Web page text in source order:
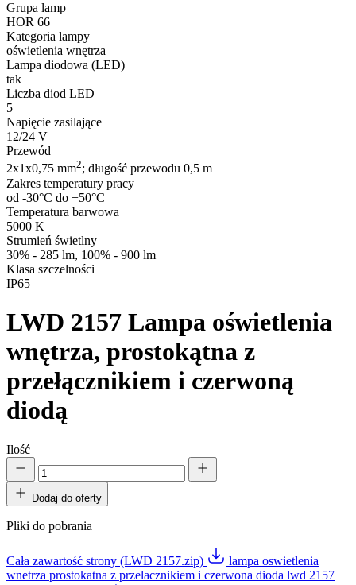
Grupa lamp
HOR 66
Kategoria lampy
oświetlenia wnętrza
Lampa diodowa (LED)
tak
Liczba diod LED
5
Napięcie zasilające
12/24 V
Przewód
2x1x0,75 mm2; długość przewodu 0,5 m
Zakres temperatury pracy
od -30°C do +50°C
Temperatura barwowa
5000 K
Strumień świetlny
30% - 285 lm, 100% - 900 lm
Klasa szczelności
IP65
LWD 2157 Lampa oświetlenia
wnętrza, prostokątna z
przełącznikiem i czerwoną
diodą
Ilość
Dodaj do oferty
Pliki do pobrania
Cała zawartość strony (LWD 2157.zip)
lampa oswietlenia
wnetrza prostokatna z przelacznikiem i czerwona dioda lwd 2157